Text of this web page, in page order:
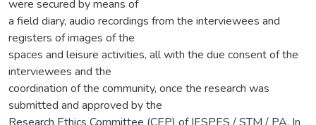
were secured by means of
a field diary, audio recordings from the interviewees and
registers of images of the
spaces and leisure activities, all with the due consent of the
interviewees and the
coordination of the community, once the research was
submitted and approved by the